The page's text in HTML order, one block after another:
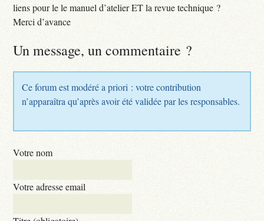
liens pour le le manuel d’atelier ET la revue technique ?
Merci d’avance
Un message, un commentaire ?
Ce forum est modéré a priori : votre contribution
n’apparaîtra qu’après avoir été validée par les responsables.
Votre nom
Votre adresse email